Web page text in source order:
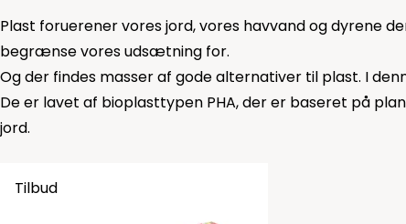
Plast foruerener vores jord, vores havvand og dyrene
begrænse vores udsætning for.
Og der findes masser af gode alternativer til plast. I
De er lavet af bioplasttypen PHA, der er baseret på
jord.
Tilbud